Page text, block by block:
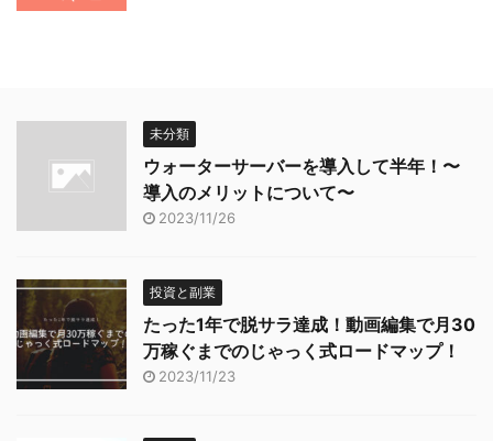
未分類
ウォーターサーバーを導入して半年！〜
導入のメリットについて〜
2023/11/26
投資と副業
たった1年で脱サラ達成！動画編集で月30
万稼ぐまでのじゃっく式ロードマップ！
2023/11/23